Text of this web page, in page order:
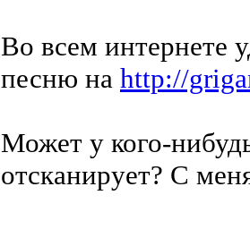
Во всем интернете
песню на http://
Может у кого-
отсканирует? С